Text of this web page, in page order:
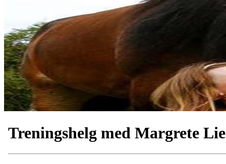
Treningshelg med Margrete Lie